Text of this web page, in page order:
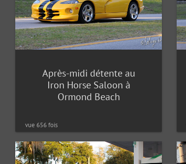
Après-midi détente au
Iron Horse Saloon à
Ormond Beach
vue 656 fois